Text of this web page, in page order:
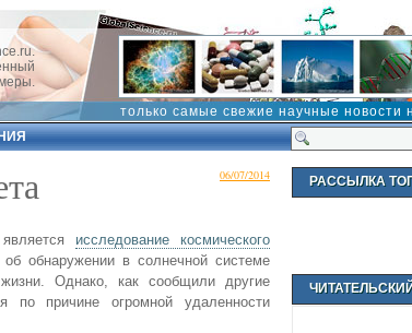
только самые свежие научные новости
06/07/2014
исследование космического
обнаружении в солнечной системе
Однако, как сообщили другие
по причине огромной удаленности
РАССЫЛКА